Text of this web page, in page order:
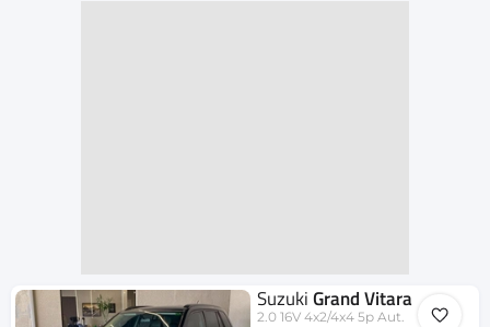
SuzukiGrand Vitara
2.0 16V 4x2/4x4 5p Aut.